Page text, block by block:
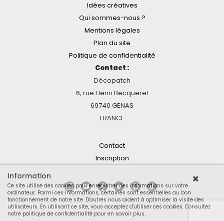
Idées créatives
Qui sommes-nous ?
Mentions légales
Plan du site
Politique de confidentialité
Contact :
Décopatch
6, rue Henri Becquerel
69740 GENAS
FRANCE
Contact
Inscription
Information
Ce site utilise des cookies pour enregistrer des informations sur votre
ordinateur. Parmi ces informations, certaines sont essentielles au bon
fonctionnement de notre site. D'autres nous aident à optimiser la visite des
utilisateurs. En utilisant ce site, vous acceptez d'utiliser ces cookies. Consultez
notre politique de confidentialité pour en savoir plus.